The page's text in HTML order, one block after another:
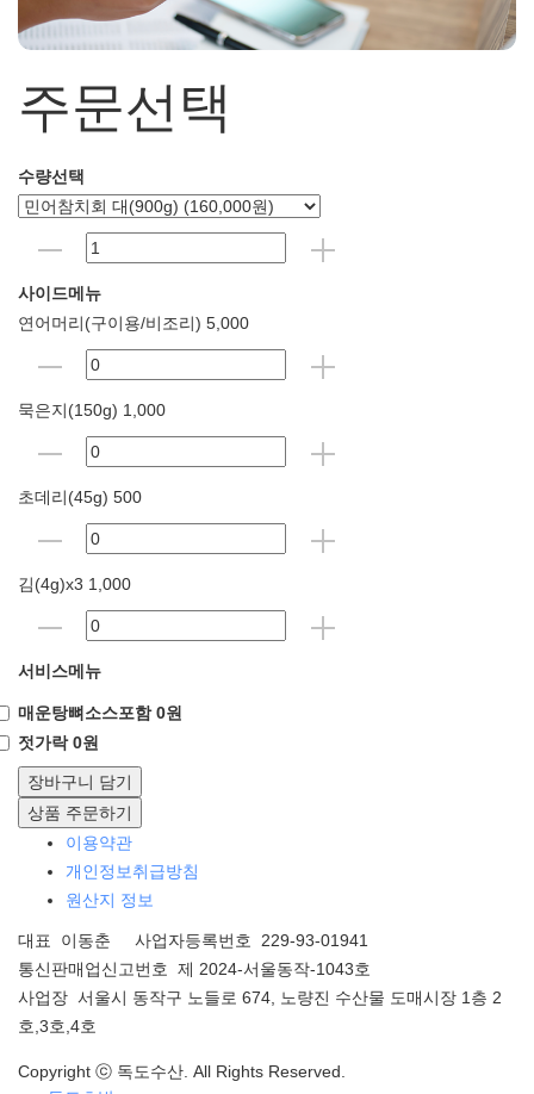
주문선택
수량선택
사이드메뉴
연어머리(구이용/비조리) 5,000
묵은지(150g) 1,000
초데리(45g) 500
김(4g)x3 1,000
서비스메뉴
매운탕뼈소스포함 0원
젓가락 0원
장바구니 담기
상품 주문하기
이용약관
개인정보취급방침
원산지 정보
대표 이동춘 사업자등록번호 229-93-01941
통신판매업신고번호 제 2024-서울동작-1043호
사업장 서울시 동작구 노들로 674, 노량진 수산물 도매시장 1층 2
호,3호,4호
Copyright ⓒ 독도수산. All Rights Reserved.